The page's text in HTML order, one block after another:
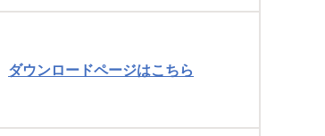
ダウンロードページはこちら